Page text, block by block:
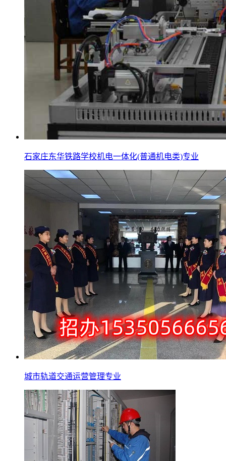
石家庄东华铁路学校机电一体化(普通机电类)专业
城市轨道交通运营管理专业